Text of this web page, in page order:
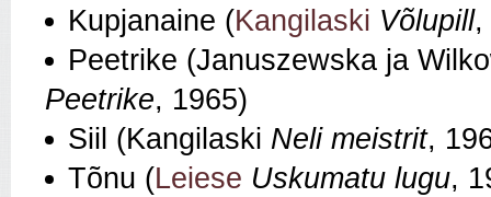
Kupjanaine (Kangilaski Võlupill,
Peetrike (Januszewska ja
Peetrike, 1965)
Siil (Kangilaski Neli meistrit,
Tõnu (Leiese Uskumatu lugu,